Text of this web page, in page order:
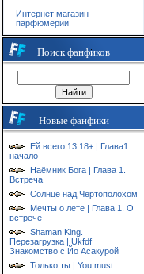
Интернет магазин
парфюмерии
Поиск фанфиков
Новые фанфики
Ей всего 13 18+ | Глава1
начало
Наёмник Бога | Глава 1.
Встреча
Солнце над Чертополохом
Мечты о лете | Глава 1. О
встрече
Shaman King.
Перезагрузка | Ukfdf
Знакомство с Йо Асакурой
Только ты | You must